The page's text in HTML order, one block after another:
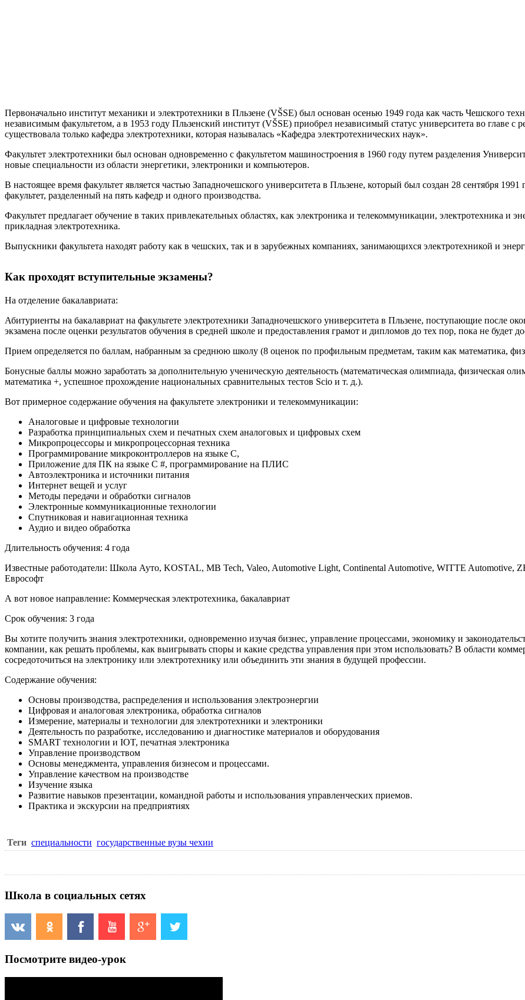
Первоначально институт механики и электротехники в Пльзене (VŠSE) был основан осенью 1949 года как часть Чешского
независимым факультетом, а в 1953 году Пльзенский институт (VŠSE) приобрел независимый статус университета во главе с
существовала только кафедра электротехники, которая называлась «Кафедра электротехнических наук».
Факультет электротехники был основан одновременно с факультетом машиностроения в 1960 году путем разделения
новые специальности из области энергетики, электроники и компьютеров.
В настоящее время факультет является частью Западночешского университета в Пльзене, который был создан 28 сентября
факультет, разделенный на пять кафедр и одного производства.
Факультет предлагает обучение в таких привлекательных областях, как электроника и телекоммуникации, электротехника и
прикладная электротехника.
Выпускники факультета находят работу как в чешских, так и в зарубежных компаниях, занимающихся электротехникой и
Как проходят вступительные экзамены?
На отделение бакалавриата:
Абитуриенты на бакалавриат на факультете электротехники Западночешского университета в Пльзене, поступающие после
экзамена после оценки результатов обучения в средней школе и предоставления грамот и дипломов до тех пор, пока не будет
Прием определяется по баллам, набранным за среднюю школу (8 оценок по профильным предметам, таким как математика,
Бонусные баллы можно заработать за дополнительную ученическую деятельность (математическая олимпиада, физическая
математика +, успешное прохождение национальных сравнительных тестов Scio и т. д.).
Вот примерное содержание обучения на факультете электроники и телекоммуникации:
Аналоговые и цифровые технологии
Разработка принципиальных схем и печатных схем аналоговых и цифровых схем
Микропроцессоры и микропроцессорная техника
Программирование микроконтроллеров на языке C,
Приложение для ПК на языке C #, программирование на ПЛИС
Автоэлектроника и источники питания
Интернет вещей и услуг
Методы передачи и обработки сигналов
Электронные коммуникационные технологии
Спутниковая и навигационная техника
Аудио и видео обработка
Длительность обучения: 4 года
Известные работодатели: Школа Ауто, KOSTAL, MB Tech, Valeo, Automotive Light, Continental Automotive, WITTE Automotive,
Еврософт
А вот новое направление: Коммерческая электротехника, бакалавриат
Срок обучения: 3 года
Вы хотите получить знания электротехники, одновременно изучая бизнес, управление процессами, экономику и
компании, как решать проблемы, как выигрывать споры и какие средства управления при этом использовать? В области
сосредоточиться на электронику или электротехнику или объединить эти знания в будущей профессии.
Содержание обучения:
Основы производства, распределения и использования электроэнергии
Цифровая и аналоговая электроника, обработка сигналов
Измерение, материалы и технологии для электротехники и электроники
Деятельность по разработке, исследованию и диагностике материалов и оборудования
SMART технологии и IOT, печатная электроника
Управление производством
Основы менеджмента, управления бизнесом и процессами.
Управление качеством на производстве
Изучение языка
Развитие навыков презентации, командной работы и использования управленческих приемов.
Практика и экскурсии на предприятиях
Теги специальности государственные вузы чехии
Школа в социальных сетях
Посмотрите видео-урок